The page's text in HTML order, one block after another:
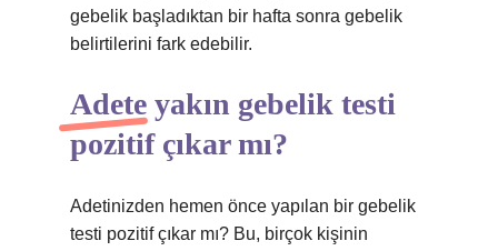
gebelik başladıktan bir hafta sonra gebelik
belirtilerini fark edebilir.
Adete yakın gebelik testi
pozitif çıkar mı?
Adetinizden hemen önce yapılan bir gebelik
testi pozitif çıkar mı? Bu, birçok kişinin